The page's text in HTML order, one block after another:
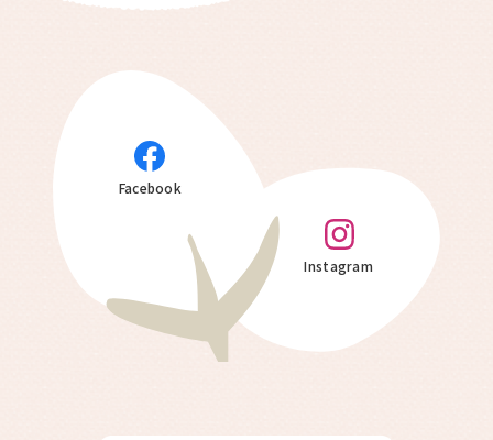
Facebook
Instagram